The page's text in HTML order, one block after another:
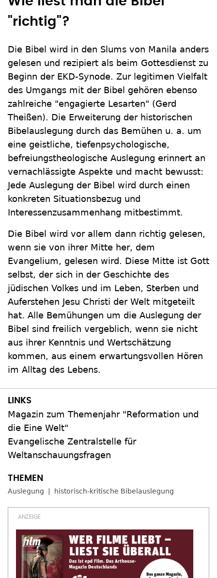
"richtig"?
Die Bibel wird in den Slums von Manila anders
gelesen und rezipiert als beim Gottesdienst zu
Beginn der EKD-Synode. Zur legitimen Vielfalt
des Umgangs mit der Bibel gehören ebenso
zahlreiche "engagierte Lesarten" (Gerd
Theißen). Die Erweiterung der historischen
Bibelauslegung durch das Bemühen u. a. um
eine geistliche, tiefenpsychologische,
befreiungstheologische Auslegung erinnert an
vernachlässigte Aspekte und macht bewusst:
Jede Auslegung der Bibel wird durch einen
konkreten Situationsbezug und
Interessenzusammenhang mitbestimmt.
Die Bibel wird vor allem dann richtig gelesen,
wenn sie von ihrer Mitte her, dem
Evangelium, gelesen wird. Diese Mitte ist Gott
selbst, der sich in der Geschichte des
jüdischen Volkes und im Leben, Sterben und
Auferstehen Jesu Christi der Welt mitgeteilt
hat. Alle Bemühungen um die Auslegung der
Bibel sind freilich vergeblich, wenn sie nicht
aus ihrer Kenntnis und Wertschätzung
kommen, aus einem erwartungsvollen Hören
im Alltag des Lebens.
Magazin zum Themenjahr "Reformation und
die Eine Welt"
Evangelische Zentralstelle für
Weltanschauungsfragen
Auslegung historisch-kritische Bibelauslegung